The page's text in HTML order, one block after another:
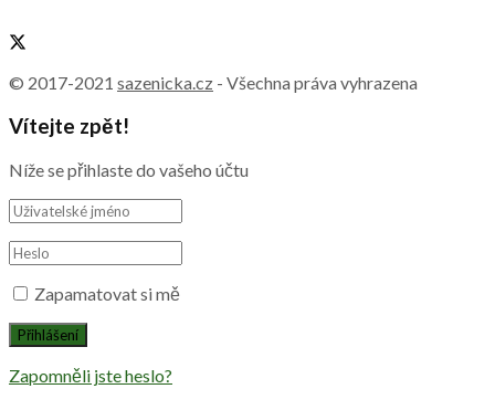
© 2017-2021 sazenicka.cz - Všechna práva vyhrazena
Vítejte zpět!
Níže se přihlaste do vašeho účtu
Zapamatovat si mě
Zapomněli jste heslo?